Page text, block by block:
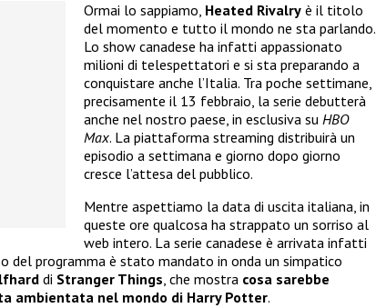
Ormai lo sappiamo, Heated Rivalry è il titolo
del momento e tutto il mondo ne sta parlando.
Lo show canadese ha infatti appassionato
milioni di telespettatori e si sta preparando a
conquistare anche l’Italia. Tra poche settimane,
precisamente il 13 febbraio, la serie debutterà
anche nel nostro paese, in esclusiva su HBO
Max. La piattaforma streaming distribuirà un
episodio a settimana e giorno dopo giorno
cresce l’attesa del pubblico.
Mentre aspettiamo la data di uscita italiana, in
queste ore qualcosa ha strappato un sorriso al
web intero. La serie canadese è arrivata infatti
del programma è stato mandato in onda un simpatico
di Stranger Things, che mostra cosa sarebbe
ambientata nel mondo di Harry Potter.